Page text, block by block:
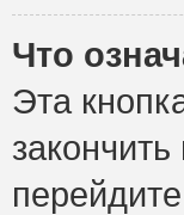
Что
Эта